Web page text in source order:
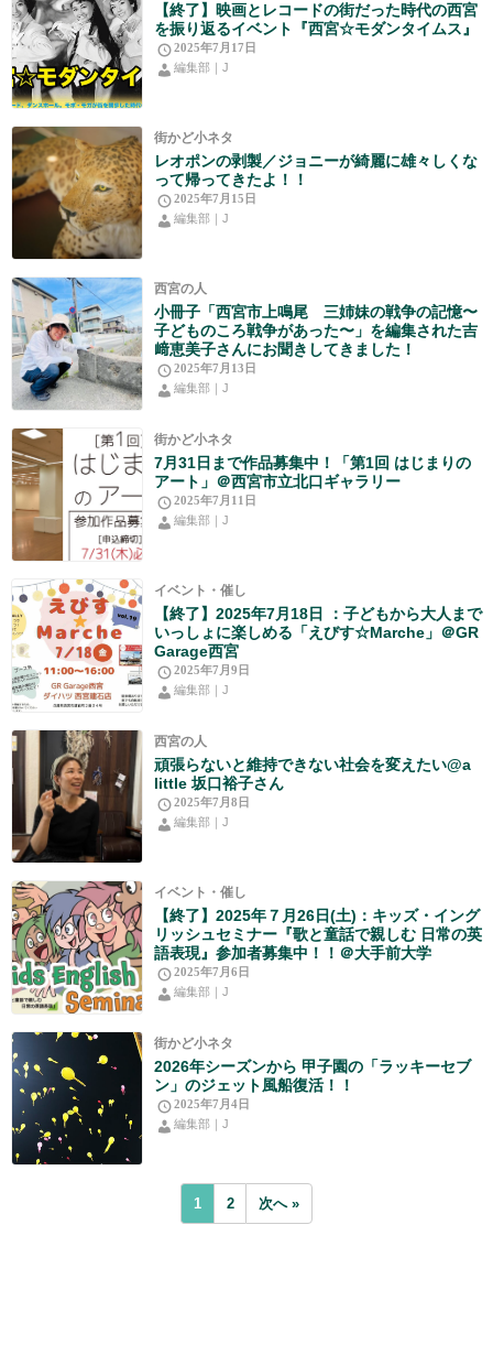
【終了】映画とレコードの街だった時代の西宮
を振り返るイベント『西宮☆モダンタイムス』
2025年7月17日
編集部｜J
街かど小ネタ
レオポンの剥製／ジョニーが綺麗に雄々しくな
って帰ってきたよ！！
2025年7月15日
編集部｜J
西宮の人
小冊子「西宮市上鳴尾 三姉妹の戦争の記憶〜
子どものころ戦争があった〜」を編集された吉
﨑恵美子さんにお聞きしてきました！
2025年7月13日
編集部｜J
街かど小ネタ
7月31日まで作品募集中！「第1回 はじまりの
アート」＠西宮市立北口ギャラリー
2025年7月11日
編集部｜J
イベント・催し
【終了】2025年7月18日 ：子どもから大人まで
いっしょに楽しめる「えびす☆Marche」＠GR
Garage西宮
2025年7月9日
編集部｜J
西宮の人
頑張らないと維持できない社会を変えたい@a
little 坂口裕子さん
2025年7月8日
編集部｜J
イベント・催し
【終了】2025年７月26日(土)：キッズ・イング
リッシュセミナー『歌と童話で親しむ 日常の英
語表現』参加者募集中！！＠大手前大学
2025年7月6日
編集部｜J
街かど小ネタ
2026年シーズンから 甲子園の「ラッキーセブ
ン」のジェット風船復活！！
2025年7月4日
編集部｜J
1 2 次へ »